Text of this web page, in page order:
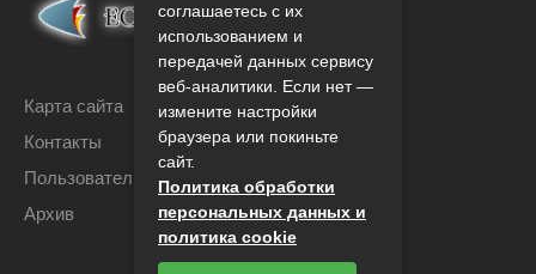
Карта сайта
Контакты
Пользовательское соглашение
Архив
соглашаетесь с их
использованием и
передачей данных сервису
веб-аналитики. Если нет —
измените настройки
браузера или покиньте
сайт.
Политика обработки
персональных данных и
политика cookie